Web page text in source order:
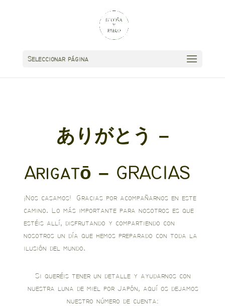
Seleccionar página
ありがとう –
Arigatō – GRACIAS
¡Nos casamos! Gracias por acompañarnos en este
camino. Lo más importante para nosotros es que
estéis allí, disfrutando y compartiendo con
nosotros un día que hemos preparado con toda la
ilusión del mundo.
Si queréis tener un detalle y ayudarnos con
nuestra luna de miel por Japón, aquí os dejamos
nuestro número de cuenta: